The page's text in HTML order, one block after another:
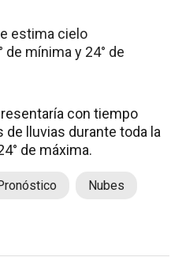
estima cielo
de mínima y 24° de
con tiempo
de lluvias durante toda la
de máxima.
Nubes